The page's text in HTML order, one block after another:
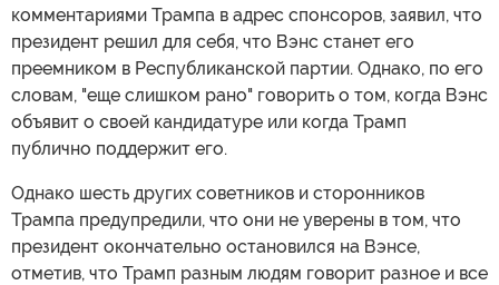
комментариями Трампа в адрес спонсоров, заявил, что
президент решил для себя, что Вэнс станет его
преемником в Республиканской партии. Однако, по его
словам, "еще слишком рано" говорить о том, когда Вэнс
объявит о своей кандидатуре или когда Трамп
публично поддержит его.
Однако шесть других советников и сторонников
Трампа предупредили, что они не уверены в том, что
президент окончательно остановился на Вэнсе,
отметив, что Трамп разным людям говорит разное и все